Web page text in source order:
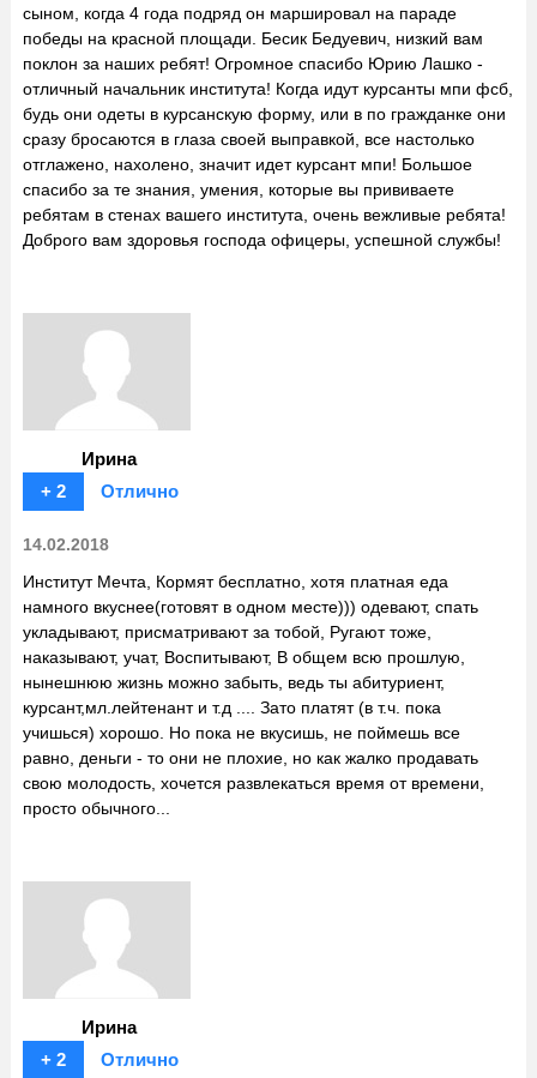
сыном, когда 4 года подряд он маршировал на параде
победы на красной площади. Бесик Бедуевич, низкий вам
поклон за наших ребят! Огромное спасибо Юрию Лашко -
отличный начальник института! Когда идут курсанты мпи фсб,
будь они одеты в курсанскую форму, или в по гражданке они
сразу бросаются в глаза своей выправкой, все настолько
отглажено, нахолено, значит идет курсант мпи! Большое
спасибо за те знания, умения, которые вы прививаете
ребятам в стенах вашего института, очень вежливые ребята!
Доброго вам здоровья господа офицеры, успешной службы!
Ирина
+ 2
Отлично
14.02.2018
Институт Мечта, Кормят бесплатно, хотя платная еда
намного вкуснее(готовят в одном месте))) одевают, спать
укладывают, присматривают за тобой, Ругают тоже,
наказывают, учат, Воспитывают, В общем всю прошлую,
нынешнюю жизнь можно забыть, ведь ты абитуриент,
курсант,мл.лейтенант и т.д .... Зато платят (в т.ч. пока
учишься) хорошо. Но пока не вкусишь, не поймешь все
равно, деньги - то они не плохие, но как жалко продавать
свою молодость, хочется развлекаться время от времени,
просто обычного...
Ирина
+ 2
Отлично